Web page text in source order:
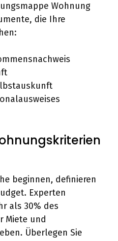
Wohnung
die Ihre
beginnen, definieren
Experten
als 30% des
Miete und
Überlegen Sie